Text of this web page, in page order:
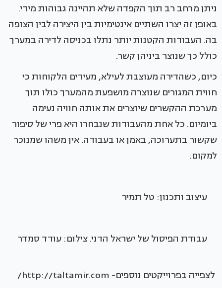
ניתן מרחב רב תוך הקפדה שלא תהיינה גבוהות מידי.
באופן זה יצרו השתיים אינטימיות בין היצירה לבין הצופה
בה. העבודות הקטנות יותר נתלו בכניסה לדירה במערך
כולל כך שנוצר ביניהן קשר.
כיום, כשהדירה מעוצבת לעילא, מעידים הלקוחות כי
חווית המגורים שנוצרה מושפעת מהמערך כולו תוך
מערכת ההקשרים שיוצרים את אותה חוויה נעימה
ביומיום. כל אחת מהעבודות שנבחרו היא פרי של סיפור
שקשור בתערוכה, באמן או בעבודה. אין משהו שמנוכר
למקום.
עיצוב ותכנון: טל תמיר
עבודת הפיסול של ישראל הדני. צילום: עודד סמדר
לצפייה בפרוייקטים נוספים- http://taltamir.com/